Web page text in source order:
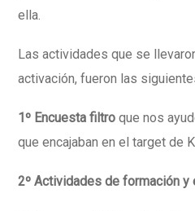
ella.
Las actividades que se
activación, fueron las
1º Encuesta filtroque nos
que encajaban en el target de
2º Actividades de formación y